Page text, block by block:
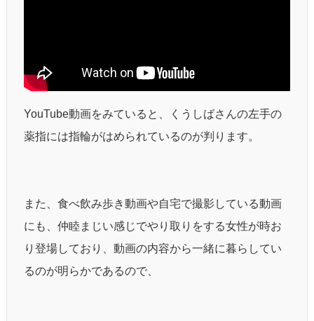
YouTube動画をみていると、くうしばさんの左手の
薬指には指輪がはめられているのが判ります。
また、食べ飲み歩き動画や自宅で撮影している動画
にも、仲睦まじい感じでやり取りをする女性が時お
り登場しており、動画の内容から一緒に暮らしてい
るのが明らかであるので、